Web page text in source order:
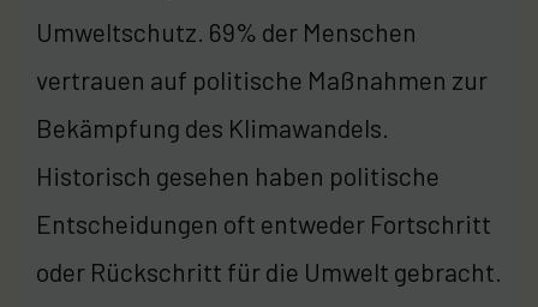
Umweltschutz. 69% der Menschen
vertrauen auf politische Maßnahmen zur
Bekämpfung des Klimawandels.
Historisch gesehen haben politische
Entscheidungen oft entweder Fortschritt
oder Rückschritt für die Umwelt gebracht.